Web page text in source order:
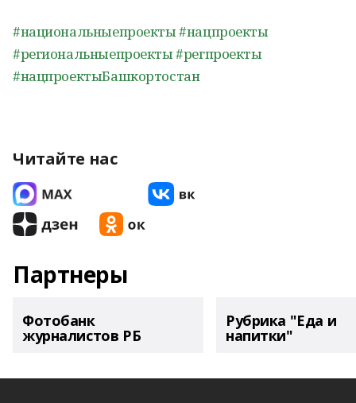
#национальныепроекты#нацпроекты
#региональныепроекты#регпроекты
#нацпроектыБашкортостан
Читайте нас
Партнеры
Фотобанк
журналистов РБ
Рубрика "Еда и
напитки"